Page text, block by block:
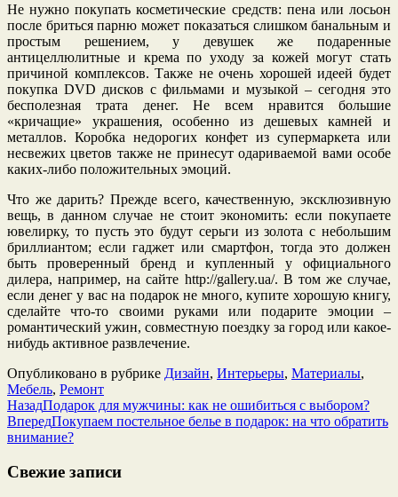
Не нужно покупать косметические средств: пена или лосьон
после бриться парню может показаться слишком банальным и
простым решением, у девушек же подаренные
антицеллюлитные и крема по уходу за кожей могут стать
причиной комплексов. Также не очень хорошей идеей будет
покупка DVD дисков с фильмами и музыкой – сегодня это
бесполезная трата денег. Не всем нравится большие
«кричащие» украшения, особенно из дешевых камней и
металлов. Коробка недорогих конфет из супермаркета или
несвежих цветов также не принесут одариваемой вами особе
каких-либо положительных эмоций.
Что же дарить? Прежде всего, качественную, эксклюзивную
вещь, в данном случае не стоит экономить: если покупаете
ювелирку, то пусть это будут серьги из золота с небольшим
бриллиантом; если гаджет или смартфон, тогда это должен
быть проверенный бренд и купленный у официального
дилера, например, на сайте http://gallery.ua/. В том же случае,
если денег у вас на подарок не много, купите хорошую книгу,
сделайте что-то своими руками или подарите эмоции –
романтический ужин, совместную поездку за город или какое-
нибудь активное развлечение.
Опубликовано в рубрике Дизайн, Интерьеры, Материалы,
Мебель, Ремонт
НазадПодарок для мужчины: как не ошибиться с выбором?
ВпередПокупаем постельное белье в подарок: на что обратить
внимание?
Свежие записи